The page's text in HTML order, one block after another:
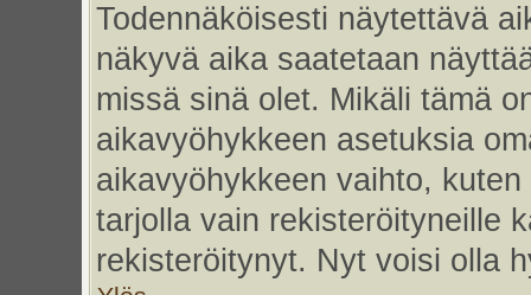
Todennäköisesti näytettävä
näkyvä aika saatetaan
missä sinä olet. Mikäli tämä
aikavyöhykkeen asetuksia
aikavyöhykkeen vaihto,
tarjolla vain rekisteröityneille
rekisteröitynyt. Nyt voisi olla